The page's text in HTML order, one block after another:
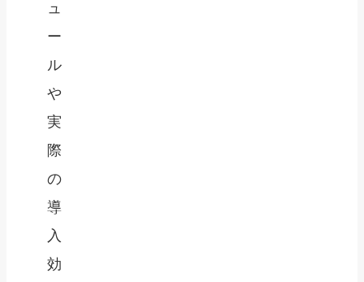
ュ
ー
ル
や
実
際
の
導
入
効